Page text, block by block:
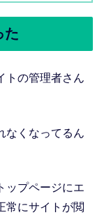
た
トの管理者さん
なくなってるん
ップページにエ
常にサイトが閲